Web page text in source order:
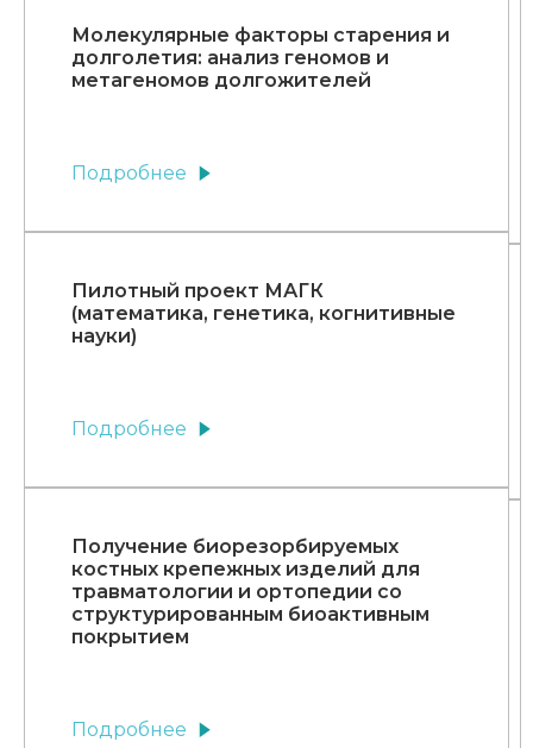
Молекулярные факторы старения и
долголетия: анализ геномов и
метагеномов долгожителей
Подробнее
Пилотный проект МАГК
(математика, генетика, когнитивные
науки)
Подробнее
Получение биорезорбируемых
костных крепежных изделий для
травматологии и ортопедии со
структурированным биоактивным
покрытием
Подробнее